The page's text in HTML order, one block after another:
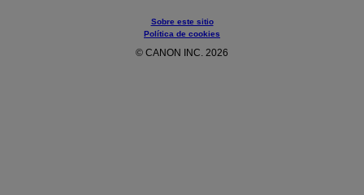
Sobre este sitio
Política de cookies
© CANON INC. 2026